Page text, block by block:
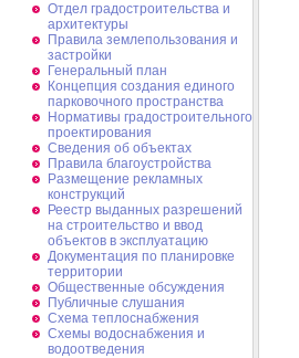
Отдел градостроительства и
архитектуры
Правила землепользования и
застройки
Генеральный план
Концепция создания единого
парковочного пространства
Нормативы градостроительного
проектирования
Сведения об объектах
Правила благоустройства
Размещение рекламных
конструкций
Реестр выданных разрешений
на строительство и ввод
объектов в эксплуатацию
Документация по планировке
территории
Общественные обсуждения
Публичные слушания
Схема теплоснабжения
Схемы водоснабжения и
водоотведения